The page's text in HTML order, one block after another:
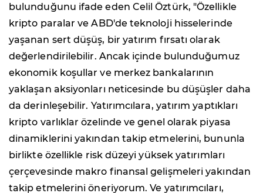
bulunduğunu ifade eden Celil Öztürk, "Özellikle
kripto paralar ve ABD'de teknoloji hisselerinde
yaşanan sert düşüş, bir yatırım fırsatı olarak
değerlendirilebilir. Ancak içinde bulunduğumuz
ekonomik koşullar ve merkez bankalarının
yaklaşan aksiyonları neticesinde bu düşüşler daha
da derinleşebilir. Yatırımcılara, yatırım yaptıkları
kripto varlıklar özelinde ve genel olarak piyasa
dinamiklerini yakından takip etmelerini, bununla
birlikte özellikle risk düzeyi yüksek yatırımları
çerçevesinde makro finansal gelişmeleri yakından
takip etmelerini öneriyorum. Ve yatırımcıları,